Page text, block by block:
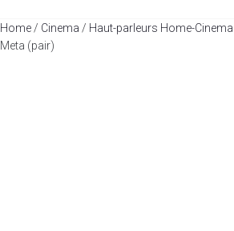
Home / Cinema / Haut-parleurs Home-Cinema
Meta (pair)